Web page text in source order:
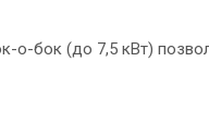
бок (до 7,5 кВт)